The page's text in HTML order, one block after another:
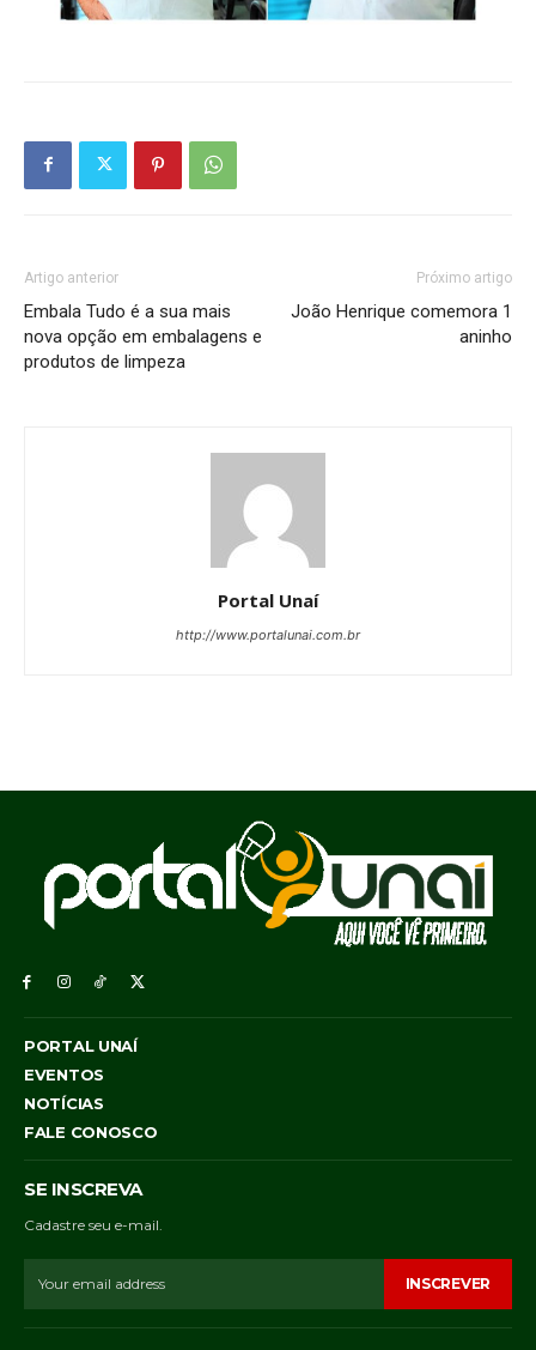
Artigo anterior
Embala Tudo é a sua mais
nova opção em embalagens e
produtos de limpeza
Próximo artigo
João Henrique comemora 1
aninho
Portal Unaí
http://www.portalunai.com.br
PORTAL UNAÍ
EVENTOS
NOTÍCIAS
FALE CONOSCO
SE INSCREVA
Cadastre seu e-mail.
INSCREVER